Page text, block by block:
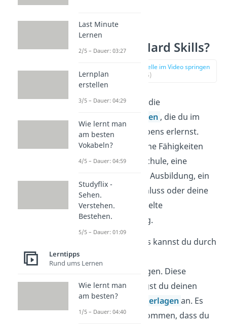
Was sind Hard Skills?
zur Stelle im Video springen
(00:26)
Hard Skills
sind die
Fachkompetenzen , die du im
Laufe deines Lebens erlernst.
Dazu zählen deine Fähigkeiten
aus der Grundschule, eine
abgeschlossene Ausbildung, ein
Hochschulabschluss oder deine
bereits gesammelte
Berufserfahrung.
Deine Hard Skills kannst du durch
belegen. Diese
Nachweise hängst du deinen
Bewerbungsunterlagenan. Es
kann auch vorkommen, dass du
Last Minute
Lernen
2/5 – Dauer: 03:27
Lernplan
erstellen
3/5 – Dauer: 04:29
Wie lernt man
am besten
Vokabeln?
4/5 – Dauer: 04:59
Studyflix -
Sehen.
Verstehen.
Bestehen.
5/5 – Dauer: 01:09
Lerntipps
Rund ums Lernen
Wie lernt man
am besten?
1/5 – Dauer: 04:40